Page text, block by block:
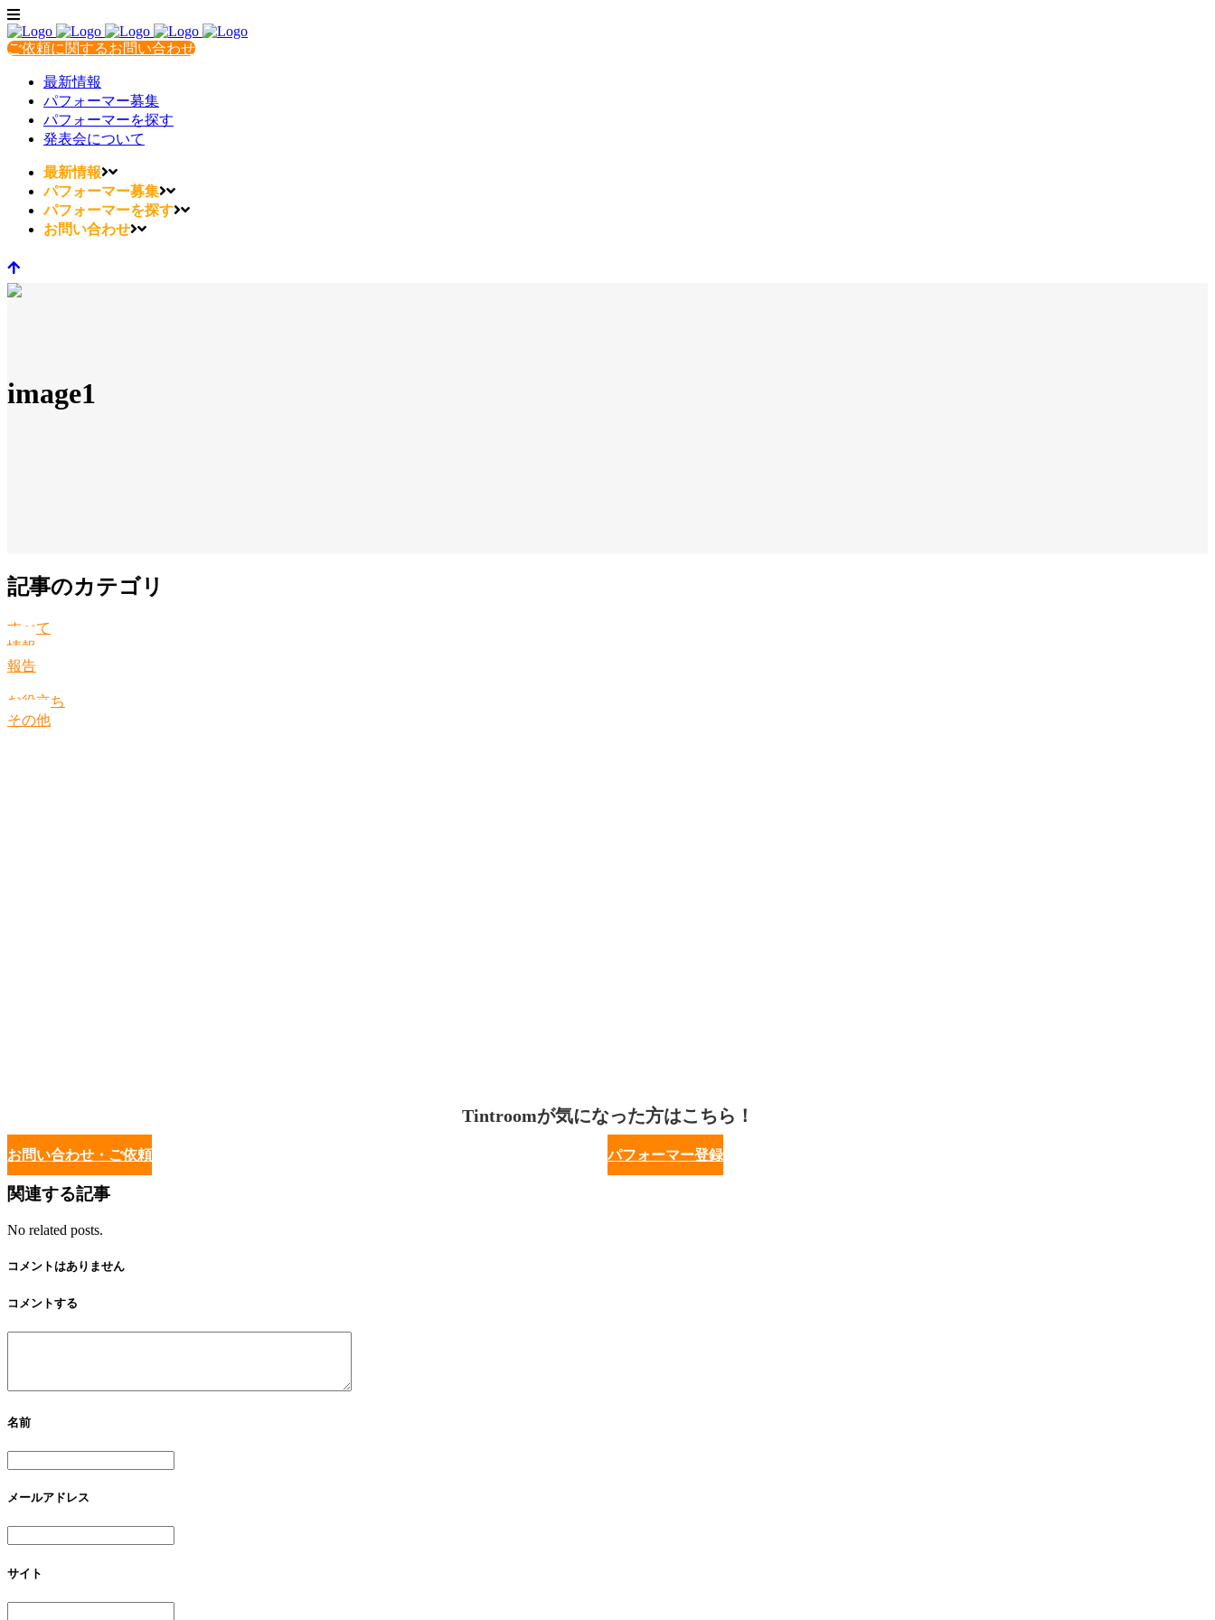
ご依頼に関するお問い合わせ
最新情報
パフォーマー募集
パフォーマーを探す
発表会について
最新情報
パフォーマー募集
パフォーマーを探す
お問い合わせ
image1
記事のカテゴリ
すべて
情報
報告
お役立ち
その他
Tintroomが気になった方はこちら！
お問い合わせ・ご依頼 パフォーマー登録
関連する記事
No related posts.
コメントはありません
コメントする
名前
メールアドレス
サイト